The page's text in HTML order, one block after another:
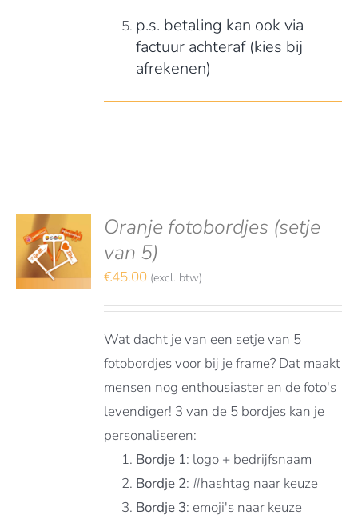
p.s. betaling kan ook via
factuur achteraf (kies bij
afrekenen)
Oranje fotobordjes (setje
van 5)
€45.00 (excl. btw)
Wat dacht je van een setje van 5
fotobordjes voor bij je frame? Dat maakt
mensen nog enthousiaster en de foto's
levendiger! 3 van de 5 bordjes kan je
personaliseren:
Bordje 1: logo + bedrijfsnaam
Bordje 2: #hashtag naar keuze
Bordje 3: emoji's naar keuze